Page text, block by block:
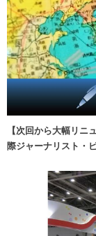
【次回から大幅リ
際ジャーナリスト・